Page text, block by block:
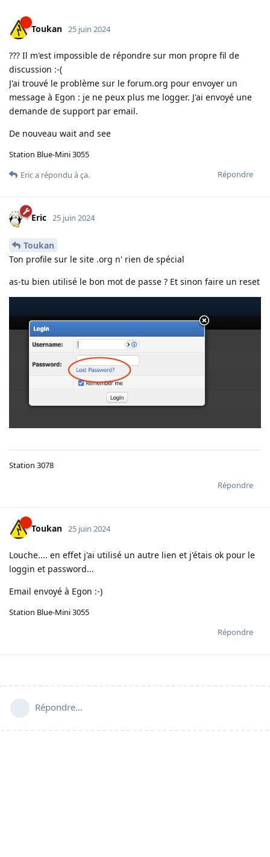
Toukan 25 juin 2024
??? Il m'est impossible de répondre sur mon propre fil de
discussion :-(
J'ai trouvé le problème sur le forum.org pour envoyer un
message à Egon : je ne peux plus me logger. J'ai envoyé une
demande de support par email.
De nouveau wait and see
Station Blue-Mini 3055
Répondre
Erica répondu à ça.
Eric 25 juin 2024
Toukan
Ton profile sur le site .org n' rien de spécial
as-tu bien utilisé le bon mot de passe ? Et sinon faire un reset
Station 3078
Répondre
Toukan 25 juin 2024
Louche.... en effet j'ai utilisé un autre lien et j'étais ok pour le
loggin et password...
Email envoyé à Egon :-)
Station Blue-Mini 3055
Répondre
Répondre…